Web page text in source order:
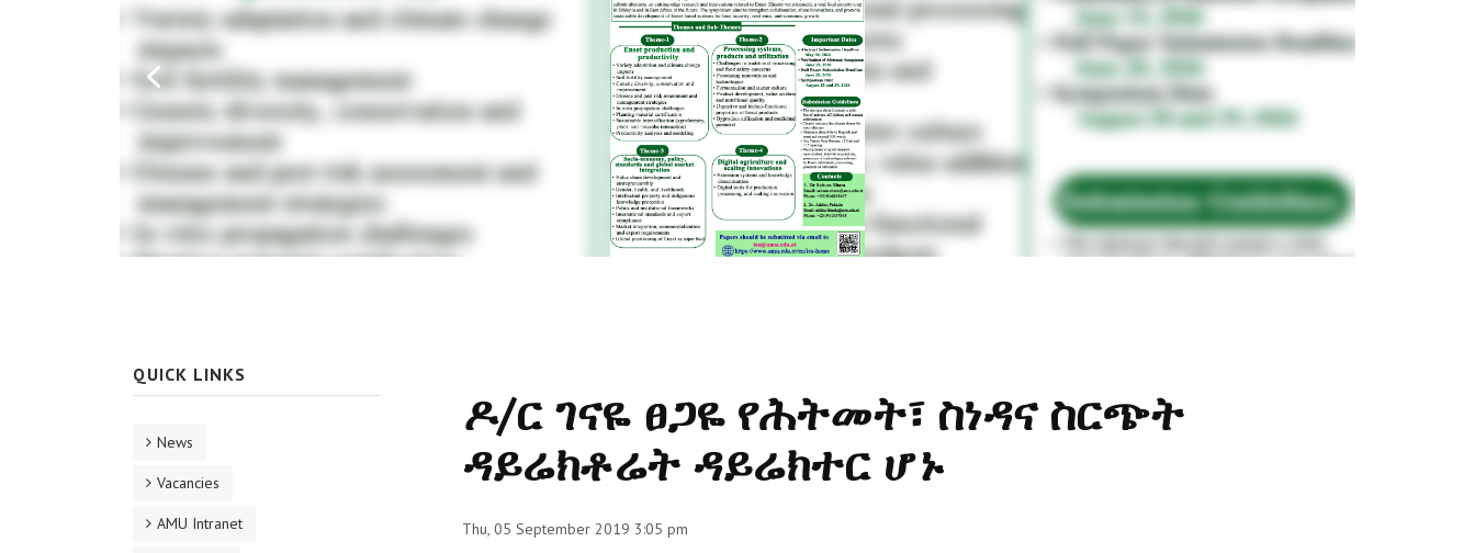
ዶ/ር ገናዬ ፀጋዬ የሕትመት፣ ስነዳና ስርጭት
ዳይሬክቶሬት ዳይሬክተር ሆኑ
Thu, 05 September 2019 3:05 pm
QUICK LINKS
News
Vacancies
AMU Intranet